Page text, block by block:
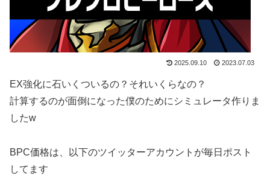
2025.09.10 2023.07.03
EX強化に石いくついるの？それいくらなの？
計算するのが面倒になった僕のためにシミュレータ作りま
したw
BPC価格は、以下のツイッターアカウントが毎日ポスト
してます